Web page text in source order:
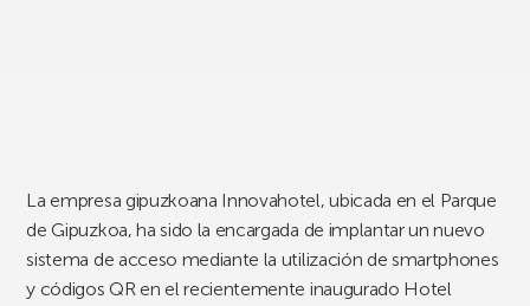
La empresa gipuzkoana Innovahotel, ubicada en el Parque
de Gipuzkoa, ha sido la encargada de implantar un nuevo
sistema de acceso mediante la utilización de smartphones
y códigos QR en el recientemente inaugurado Hotel